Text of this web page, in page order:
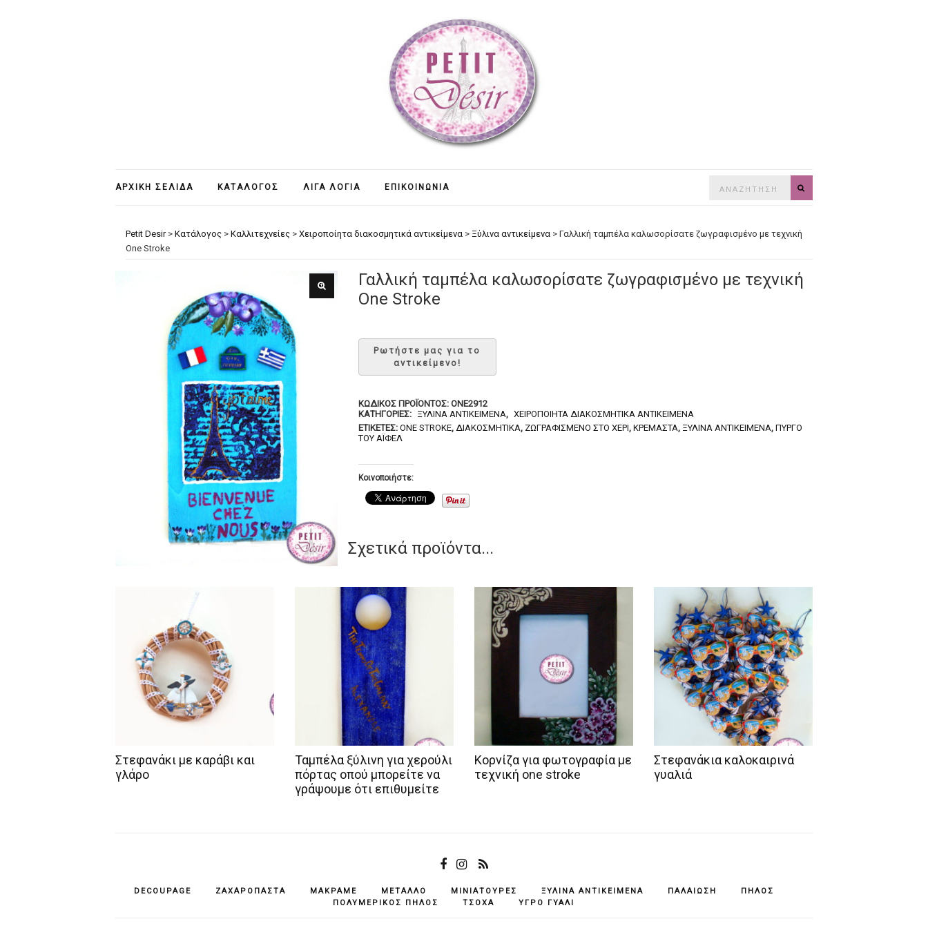
ΑΡΧΙΚΉ ΣΕΛΊΔΑ ΚΑΤΆΛΟΓΟΣ ΛΊΓΑ ΛΌΓΙΑ ΕΠΙΚΟΙΝΩΝΊΑ
Petit Desir> Κατάλογος > Καλλιτεχνείες > Χειροποίητα διακοσμητικά αντικείμενα > Ξύλινα αντικείμενα > Γαλλική ταμπέλα καλωσορίσατε ζωγραφισμένο με τεχνική
One Stroke
Γαλλική ταμπέλα καλωσορίσατε ζωγραφισμένο με τεχνική
One Stroke
ΚΩΔΙΚΌΣ ΠΡΟΪΌΝΤΟΣ: ONE2912
ΚΑΤΗΓΟΡΊΕΣ: ΞΎΛΙΝΑ ΑΝΤΙΚΕΊΜΕΝΑ, ΧΕΙΡΟΠΟΊΗΤΑ ΔΙΑΚΟΣΜΗΤΙΚΆ ΑΝΤΙΚΕΊΜΕΝΑ
ΕΤΙΚΈΤΕΣ: ONE STROKE, ΔΙΑΚΟΣΜΗΤΙΚΆ, ΖΩΓΡΑΦΙΣΜΈΝΟ ΣΤΟ ΧΈΡΙ, ΚΡΕΜΑΣΤΆ, ΞΎΛΙΝΑ ΑΝΤΙΚΕΊΜΕΝΆ, ΠΎΡΓΟ
ΤΟΥ ΆΙΦΕΛ
Κοινοποιήστε:
Σχετικά προϊόντα...
Στεφανάκι με καράβι και
γλάρο
Ταμπέλα ξύλινη για χερούλι
πόρτας οπού μπορείτε να
γράψουμε ότι επιθυμείτε
Κορνίζα για φωτογραφία με
τεχνική one stroke
Στεφανάκια καλοκαιρινά
γυαλιά
DECOUPAGE ΖΑΧΑΡΌΠΑΣΤΑ ΜΑΚΡΑΜΈ ΜΈΤΑΛΛΟ ΜΙΝΙΑΤΟΎΡΕΣ ΞΎΛΙΝΑ ΑΝΤΙΚΕΊΜΕΝΆ ΠΑΛΑΊΩΣΗ
ΠΗΛΌΣ
ΠΟΛΥΜΕΡΙΚΌΣ ΠΗΛΌΣ
ΤΣΌΧΑ ΥΓΡΌ ΓΥΑΛΊ